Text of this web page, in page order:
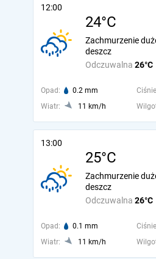
12:00
24°C
Odczuwalna 26°C
Zachmurzenie
deszcz
Opad: 0.2 mm
Wiatr:
11 km/h
13:00
25°C
Odczuwalna 26°C
Zachmurzenie
deszcz
Opad: 0.1 mm
Wiatr:
11 km/h